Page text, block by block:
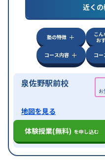
特徴
中高一貫校生
オンライン
みの受講可
自
近く
塾の特徴
こ
お
コース内容
コー
泉佐野駅前校
地図を見る
体験授業(無料) を申し込む